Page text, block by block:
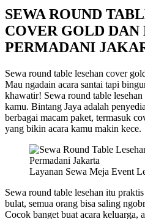
SEWA ROUND
COVER GOLD DAN
PERMADANI
Sewa round table lesehan cover
Mau ngadain acara santai tapi
khawatir! Sewa round table
kamu. Bintang Jaya adalah
berbagai macam paket, termasuk
yang bikin acara kamu makin kece.
Layanan Sewa Meja Event
Sewa round table lesehan itu
bulat, semua orang bisa saling
Cocok banget buat acara keluarga,